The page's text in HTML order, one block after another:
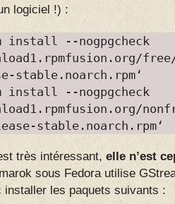
logiciel !) :
install --nogpgcheck
stable.noarch.rpm‘
install --nogpgcheck
stable.noarch.rpm‘
très intéressant, elle n’est
sous Fedora utilise
installer les paquets suivants :